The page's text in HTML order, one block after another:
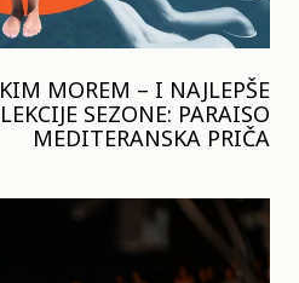
MOREM – I NAJLEPŠE
SEZONE: PARAISO
MEDITERANSKA PRIČA